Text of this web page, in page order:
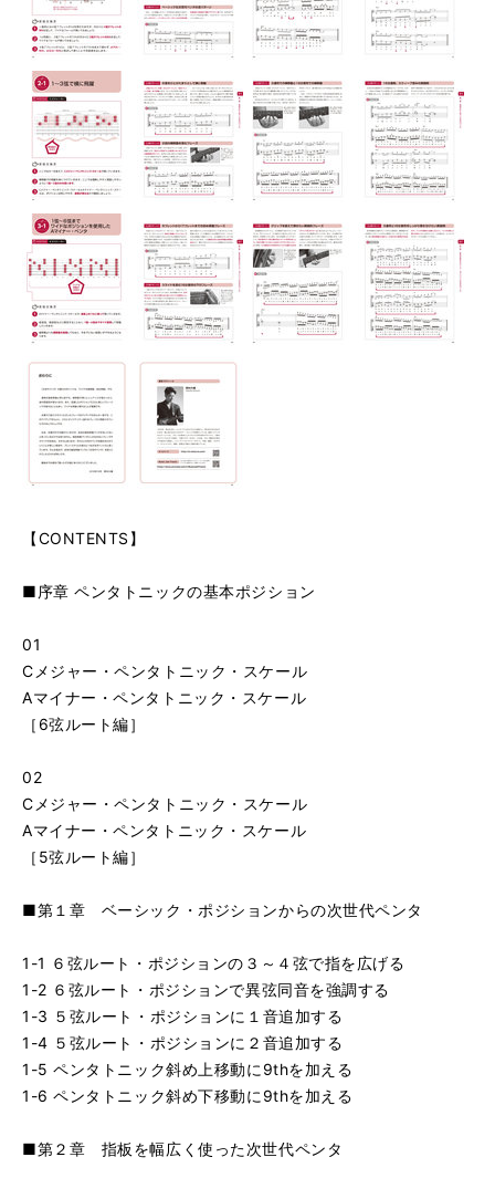
【CONTENTS】
■序章 ペンタトニックの基本ポジション
01
Cメジャー・ペンタトニック・スケール
Aマイナー・ペンタトニック・スケール
［6弦ルート編］
02
Cメジャー・ペンタトニック・スケール
Aマイナー・ペンタトニック・スケール
［5弦ルート編］
■第１章 ベーシック・ポジションからの次世代ペンタ
1-1 ６弦ルート・ポジションの３～４弦で指を広げる
1-2 ６弦ルート・ポジションで異弦同音を強調する
1-3 ５弦ルート・ポジションに１音追加する
1-4 ５弦ルート・ポジションに２音追加する
1-5 ペンタトニック斜め上移動に9thを加える
1-6 ペンタトニック斜め下移動に9thを加える
■第２章 指板を幅広く使った次世代ペンタ